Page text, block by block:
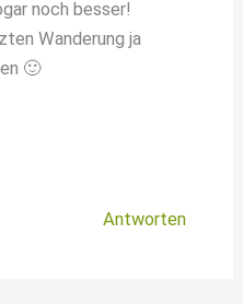
noch besser!
Wanderung ja
🙂
Antworten